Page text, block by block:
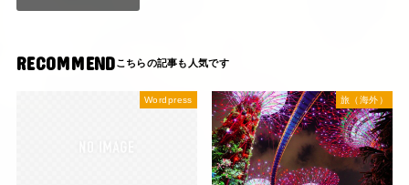
RECOMMEND
Wordpress 旅（海外）